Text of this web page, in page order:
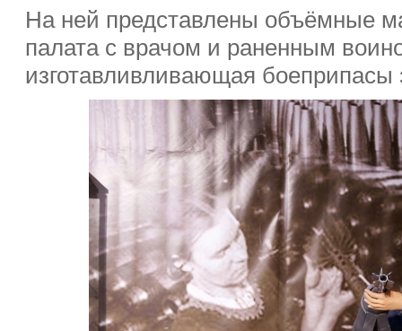
На ней представлены объёмные
палата с врачом и раненным
изготавливливающая боеприпасы